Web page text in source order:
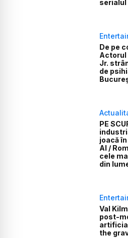
serialul
De pe
Actorul
Jr.
de
PE
joacă
AI /
cele
din
Val
post-
the